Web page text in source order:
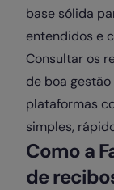
base sólida
entendidos e
Consultar os
de boa
plataformas
simples,
Como a
de